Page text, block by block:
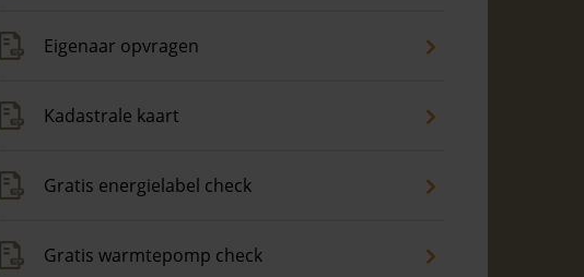
Eigenaar opvragen
Kadastrale kaart
Gratis energielabel check
Gratis warmtepomp check